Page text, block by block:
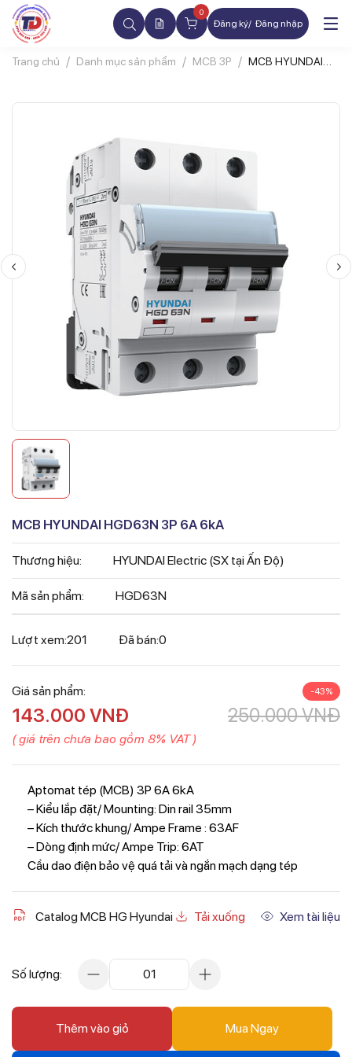
0
Đăng ký Đăng nhập
Trang chủ Danh mục sản phẩm MCB 3P
MCB HYUNDAI
MCB HYUNDAI HGD63N 3P 6A 6kA
Thương hiệu: HYUNDAI Electric (SX tại Ấn Độ)
Mã sản phẩm: HGD63N
Lượt xem:201 Đã bán:0
Giá sản phẩm: -43%
250.000VNĐ
143.000 VNĐ
( giá trên chưa bao gồm 8% VAT )
Aptomat tép (MCB) 3P 6A 6kA
– Kiểu lắp đặt/ Mounting: Din rail 35mm
– Kích thước khung/ Ampe Frame : 63AF
– Dòng định mức/ Ampe Trip: 6AT
Cầu dao điện bảo vệ quá tải và ngắn mạch dạng tép
Catalog MCB HG Hyundai Tải xuống Xem tài liệu
Số lượng: 01
Thêm vào giỏ Mua Ngay